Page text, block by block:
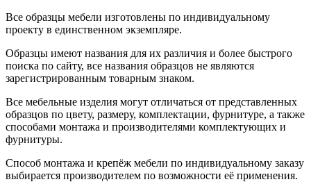
Все образцы мебели изготовлены по индивидуальному
проекту в единственном экземпляре.
Образцы имеют названия для их различия и более быстрого
поиска по сайту, все названия образцов не являются
зарегистрированным товарным знаком.
Все мебельные изделия могут отличаться от представленных
образцов по цвету, размеру, комплектации, фурнитуре, а также
способами монтажа и производителями комплектующих и
фурнитуры.
Способ монтажа и крепёж мебели по индивидуальному заказу
выбирается производителем по возможности её применения.